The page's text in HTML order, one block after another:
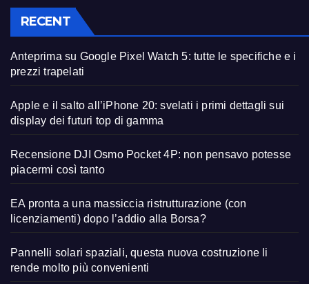
RECENT
Anteprima su Google Pixel Watch 5: tutte le specifiche e i
prezzi trapelati
Apple e il salto all’iPhone 20: svelati i primi dettagli sui
display dei futuri top di gamma
Recensione DJI Osmo Pocket 4P: non pensavo potesse
piacermi così tanto
EA pronta a una massiccia ristrutturazione (con
licenziamenti) dopo l’addio alla Borsa?
Pannelli solari spaziali, questa nuova costruzione li
rende molto più convenienti